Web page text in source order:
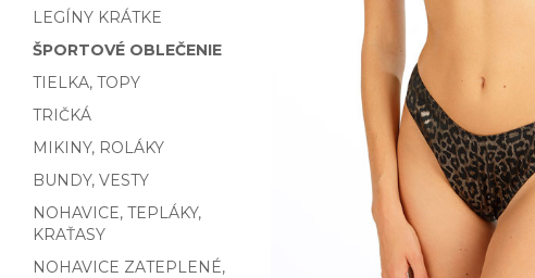
LEGÍNY KRÁTKE
ŠPORTOVÉ OBLEČENIE
TIELKA, TOPY
TRIČKÁ
MIKINY, ROLÁKY
BUNDY, VESTY
NOHAVICE, TEPLÁKY,
KRAŤASY
NOHAVICE ZATEPLENÉ,